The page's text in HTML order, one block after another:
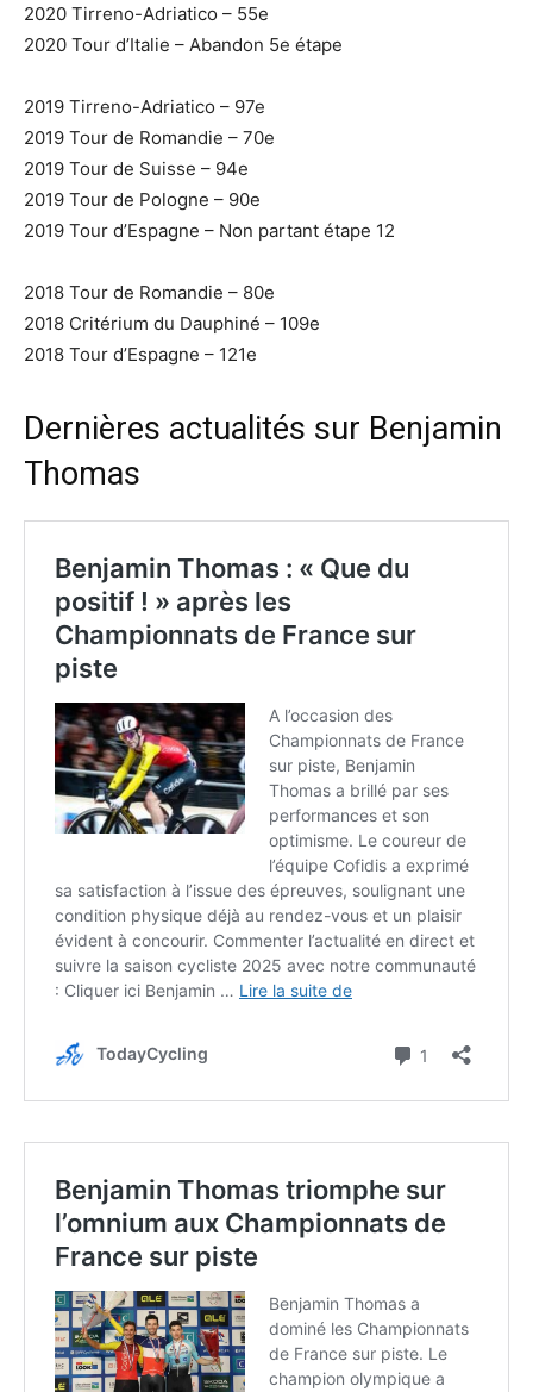
2020 Tirreno-Adriatico – 55e
2020 Tour d’Italie – Abandon 5e étape
2019 Tirreno-Adriatico – 97e
2019 Tour de Romandie – 70e
2019 Tour de Suisse – 94e
2019 Tour de Pologne – 90e
2019 Tour d’Espagne – Non partant étape 12
2018 Tour de Romandie – 80e
2018 Critérium du Dauphiné – 109e
2018 Tour d’Espagne – 121e
Dernières actualités sur Benjamin
Thomas